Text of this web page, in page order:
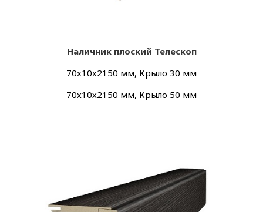
Наличник плоский Телескоп
70х10х2150 мм, Крыло 30 мм
70х10х2150 мм, Крыло 50 мм